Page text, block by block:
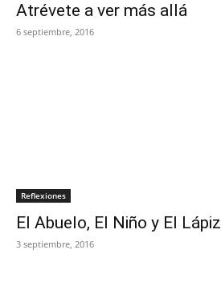
Atrévete a ver más allá
6 septiembre, 2016
Reflexiones
El Abuelo, El Niño y El Lápiz
3 septiembre, 2016